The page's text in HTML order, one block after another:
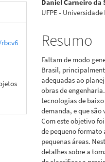
artigo
principal
Daniel Carneiro da
UFPE -
Resumo
Faltam de modo
Brasil,
adequadas ao
obras de
tecnologias de
demanda, e que
Com este objetivo
de pequeno
pequenas áreas.
detalhes sobre a